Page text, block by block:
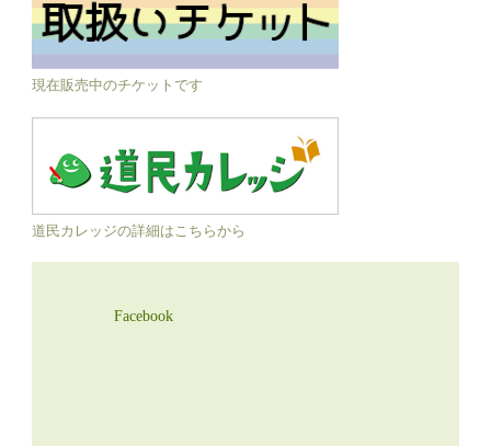
現在販売中のチケットです
道民カレッジの詳細はこちらから
Facebook